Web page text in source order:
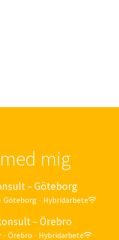
mig
– Göteborg
· Göteborg · Hybridarbete
– Örebro
· Örebro · Hybridarbete